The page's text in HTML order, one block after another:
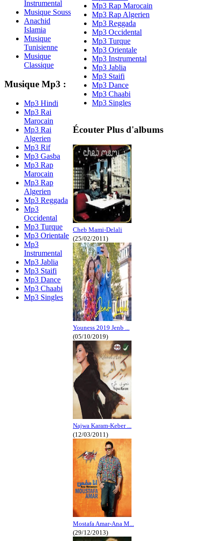
Instrumental
Musique Souss
Anachid
Islamia
Musique
Tunisienne
Musique
Classique
Musique Mp3 :
Mp3 Hindi
Mp3 Rai
Marocain
Mp3 Rai
Algerien
Mp3 Rif
Mp3 Gasba
Mp3 Rap
Marocain
Mp3 Rap
Algerien
Mp3 Reggada
Mp3
Occidental
Mp3 Turque
Mp3 Orientale
Mp3
Instrumental
Mp3 Jablia
Mp3 Staifi
Mp3 Dance
Mp3 Chaabi
Mp3 Singles
Mp3 Rap Marocain
Mp3 Rap Algerien
Mp3 Reggada
Mp3 Occidental
Mp3 Turque
Mp3 Orientale
Mp3 Instrumental
Mp3 Jablia
Mp3 Staifi
Mp3 Dance
Mp3 Chaabi
Mp3 Singles
Écouter Plus d'albums
Cheb Mami-Delali
(25/02/2011)
Youness 2019 Jenb ...
(05/10/2019)
Najwa Karam-Keber ...
(12/03/2011)
Mostafa Amar-Ana M...
(29/12/2013)